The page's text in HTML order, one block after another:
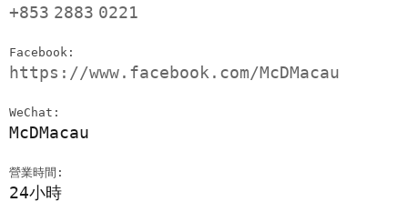
+853 2883 0221
Facebook:
https://www.facebook.com/McDMacau
WeChat:
McDMacau
營業時間:
24小時